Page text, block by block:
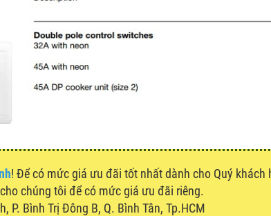
! Để có mức giá ưu đãi tốt nhất dành cho Quý khách
chúng tôi để có mức giá ưu đãi riêng.
P. Bình Trị Đông B, Q. Bình Tân, Tp.HCM